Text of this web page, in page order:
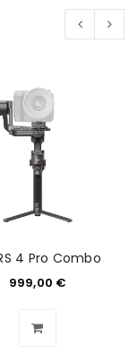
WP Captcha
bleiben
4 Pro Combo
999,00 €